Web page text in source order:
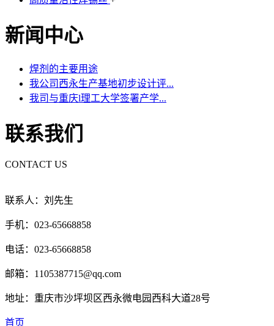
新闻中心
焊剂的主要用途
我公司西永生产基地初步设计评...
我司与重庆l理工大学签署产学...
联系我们
CONTACT US
联系人：刘先生
手机：023-65668858
电话：023-65668858
邮箱：1105387715@qq.com
地址：重庆市沙坪坝区西永微电园西科大道28号
首页